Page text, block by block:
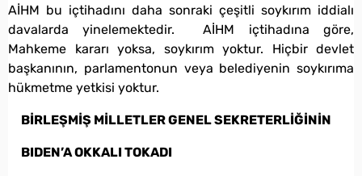
AİHM bu içtihadını daha sonraki çeşitli soykırım iddialı
davalarda yinelemektedir. AİHM içtihadına göre,
Mahkeme kararı yoksa, soykırım yoktur. Hiçbir devlet
başkanının, parlamentonun veya belediyenin soykırıma
hükmetme yetkisi yoktur.
BİRLEŞMİŞ MİLLETLER GENEL SEKRETERLİĞİNİN
BIDEN’A OKKALI TOKADI